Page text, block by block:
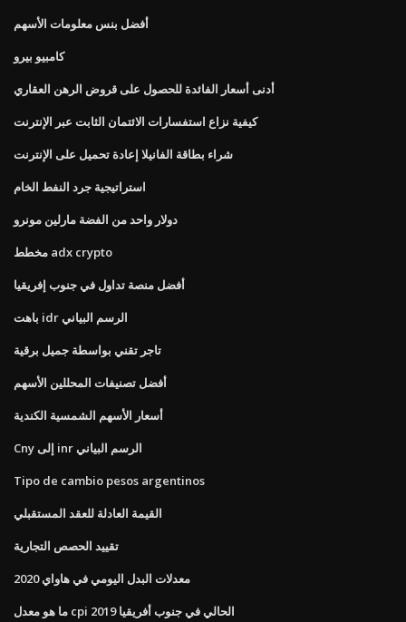
أفضل بنس معلومات الأسهم
كامبيو بيرو
أدنى أسعار الفائدة للحصول على قروض الرهن العقاري
كيفية نزاع استفسارات الائتمان الثابت عبر الإنترنت
شراء بطاقة الفانيلا إعادة تحميل على الإنترنت
استراتيجية جرد النفط الخام
دولار واحد من الفضة مارلين مونرو
مخطط adx crypto
أفضل منصة تداول في جنوب إفريقيا
باهت idr الرسم البياني
تاجر تقني بواسطة جميل برقية
أفضل تصنيفات المحللين الأسهم
أسعار الأسهم الشمسية الكندية
Cny إلى inr الرسم البياني
Tipo de cambio pesos argentinos
القيمة العادلة للعقد المستقبلي
تقييد الحصص التجارية
معدلات البدل اليومي في هاواي 2020
ما هو معدل cpi الحالي في جنوب أفريقيا 2019